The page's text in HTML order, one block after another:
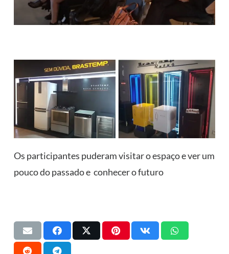
Os participantes puderam visitar o espaço e ver um
pouco do passado e conhecer o futuro